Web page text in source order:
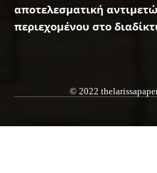
αποτελεσματική
περιεχομένου στο
© 2022